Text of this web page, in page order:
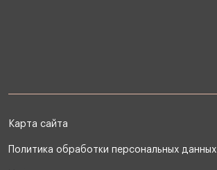
Карта сайта
Политика обработки персональных данных